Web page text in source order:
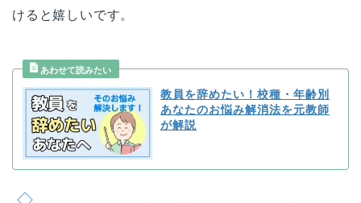
けると嬉しいです。
教員を辞めたい！校種・年齢別
あなたのお悩み解消法を元教師
が解説